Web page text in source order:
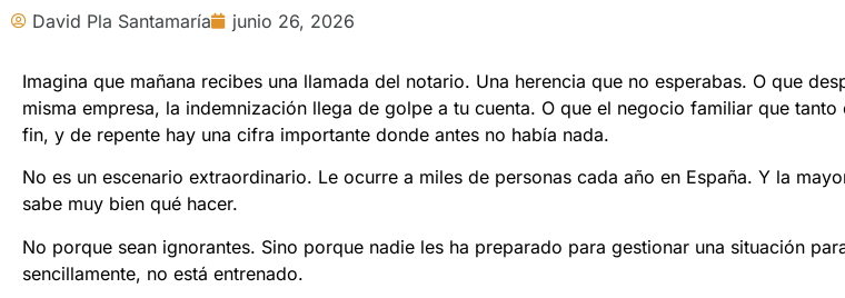
David Pla Santamaría junio 26, 2026
Imagina que mañana recibes una llamada del notario. Una herencia que no esperabas. O que
misma empresa, la indemnización llega de golpe a tu cuenta. O que el negocio familiar que
fin, y de repente hay una cifra importante donde antes no había nada.
No es un escenario extraordinario. Le ocurre a miles de personas cada año en España. Y la
sabe muy bien qué hacer.
No porque sean ignorantes. Sino porque nadie les ha preparado para gestionar una situación
sencillamente, no está entrenado.